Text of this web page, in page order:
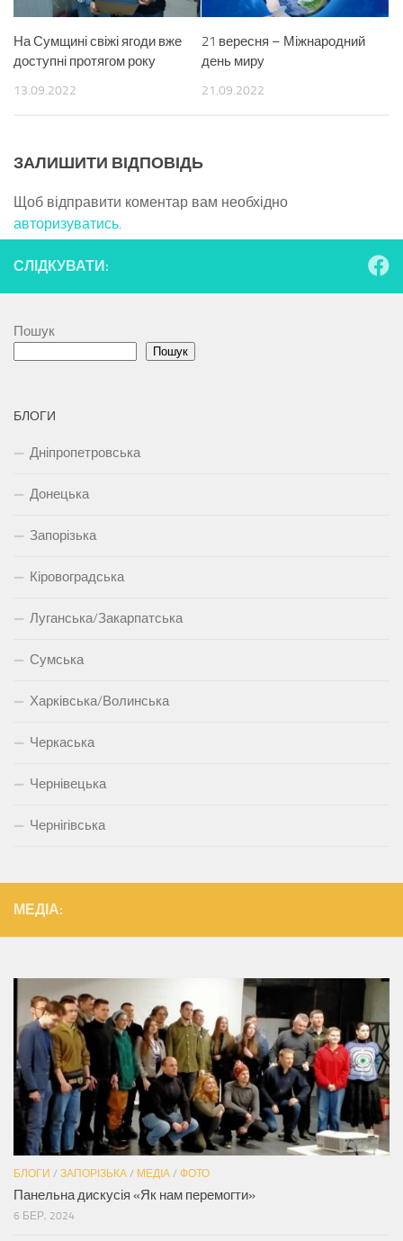
На Сумщині свіжі ягоди вже
доступні протягом року
13.09.2022
21 вересня – Міжнародний
день миру
21.09.2022
ЗАЛИШИТИ ВІДПОВІДЬ
Щоб відправити коментар вам необхідно
авторизуватись.
СЛІДКУВАТИ:
Пошук
Пошук
БЛОГИ
Дніпропетровська
Донецька
Запорізька
Кіровоградська
Луганська/Закарпатська
Сумська
Харківська/Волинська
Черкаська
Чернівецька
Чернігівська
МЕДІА:
БЛОГИ / ЗАПОРІЗЬКА / МЕДІА / ФОТО
Панельна дискусія «Як нам перемогти»
6 БЕР, 2024